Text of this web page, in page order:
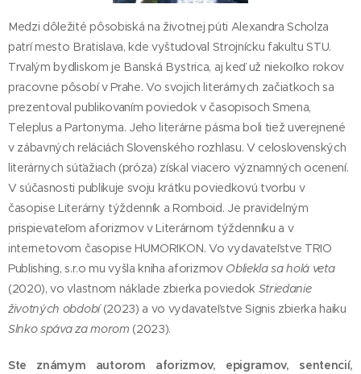
Medzi dôležité pôsobiská na životnej púti Alexandra Scholza
patrí mesto Bratislava, kde vyštudoval Strojnícku fakultu STU.
Trvalým bydliskom je Banská Bystrica, aj keď už niekoľko rokov
pracovne pôsobí v Prahe. Vo svojich literárnych začiatkoch sa
prezentoval publikovaním poviedok v časopisoch Smena,
Teleplus a Partonyma. Jeho literárne pásma boli tiež uverejnené
v zábavných reláciách Slovenského rozhlasu. V celoslovenských
literárnych súťažiach (próza) získal viacero významných ocenení.
V súčasnosti publikuje svoju krátku poviedkovú tvorbu v
časopise Literárny týždenník a Romboid. Je pravidelným
prispievateľom aforizmov v Literárnom týždenníku a v
internetovom časopise HUMORIKON. Vo vydavateľstve TRIO
Publishing, s.r.o mu vyšla kniha aforizmov Obliekla sa holá veta
(2020), vo vlastnom náklade zbierka poviedok Striedanie
životných období(2023) a vo vydavateľstve Signis zbierka haiku
Slnko spáva za morom (2023).
Ste známym autorom aforizmov, epigramov, sentencií,